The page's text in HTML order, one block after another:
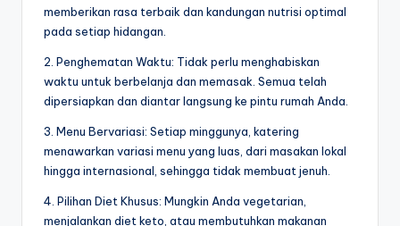
memberikan rasa terbaik dan kandungan nutrisi optimal
pada setiap hidangan.
2. Penghematan Waktu: Tidak perlu menghabiskan
waktu untuk berbelanja dan memasak. Semua telah
dipersiapkan dan diantar langsung ke pintu rumah Anda.
3. Menu Bervariasi: Setiap minggunya, katering
menawarkan variasi menu yang luas, dari masakan lokal
hingga internasional, sehingga tidak membuat jenuh.
4. Pilihan Diet Khusus: Mungkin Anda vegetarian,
menjalankan diet keto, atau membutuhkan makanan